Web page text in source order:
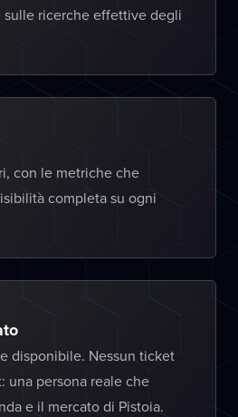
sulle ricerche effettive degli
con le metriche che
completa su ogni
disponibile. Nessun ticket
una persona reale che
e il mercato di Pistoia.